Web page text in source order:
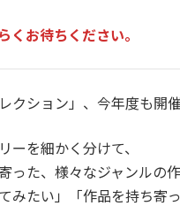
くお待ちください。
クション」、今年度も開
ーを細かく分けて、
った、様々なジャンルの
みたい」「作品を持ち